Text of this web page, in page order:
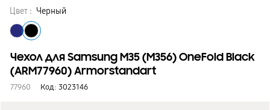
Цвет : Черный
Чехол для Samsung M35 (M356) OneFold Black
(ARM77960) Armorstandart
77960 Код: 3023146